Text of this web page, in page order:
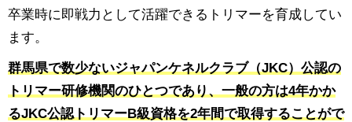
卒業時に即戦力として活躍できるトリマーを育成してい
ます。
群馬県で数少ないジャパンケネルクラブ（JKC）公認の
トリマー研修機関のひとつであり、一般の方は4年かか
るJKC公認トリマーB級資格を2年間で取得することがで